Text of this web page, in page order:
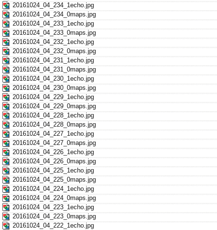
20161024_04_234_1echo.jpg
20161024_04_234_0maps.jpg
20161024_04_233_1echo.jpg
20161024_04_233_0maps.jpg
20161024_04_232_1echo.jpg
20161024_04_232_0maps.jpg
20161024_04_231_1echo.jpg
20161024_04_231_0maps.jpg
20161024_04_230_1echo.jpg
20161024_04_230_0maps.jpg
20161024_04_229_1echo.jpg
20161024_04_229_0maps.jpg
20161024_04_228_1echo.jpg
20161024_04_228_0maps.jpg
20161024_04_227_1echo.jpg
20161024_04_227_0maps.jpg
20161024_04_226_1echo.jpg
20161024_04_226_0maps.jpg
20161024_04_225_1echo.jpg
20161024_04_225_0maps.jpg
20161024_04_224_1echo.jpg
20161024_04_224_0maps.jpg
20161024_04_223_1echo.jpg
20161024_04_223_0maps.jpg
20161024_04_222_1echo.jpg